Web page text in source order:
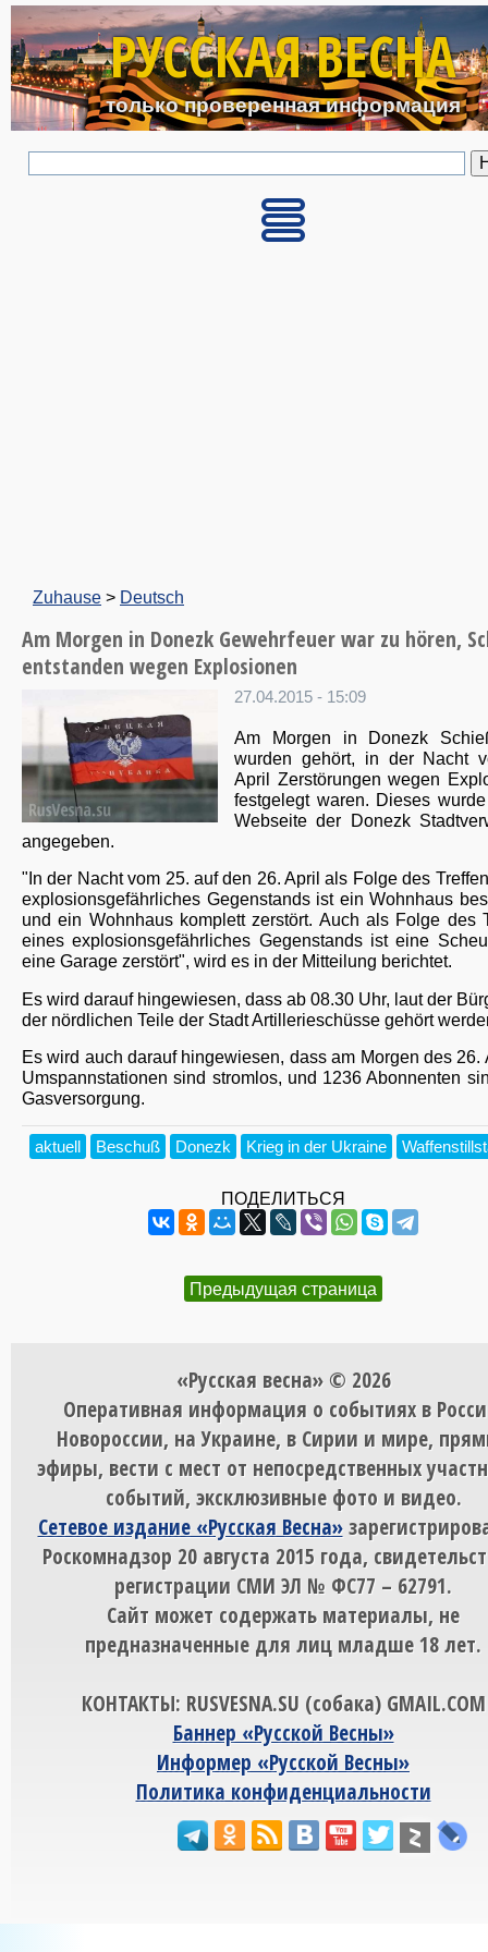
Перейти к основному
РУССКАЯ ВЕСНА
только проверенная информация
Zuhause > Deutsch
Am Morgen in Donezk Gewehrfeuer war zu hören,
entstanden wegen Explosionen
27.04.2015 - 15:09
Am Morgen in Donezk
wurden gehört, in der Nacht
April Zerstörungen wegen
festgelegt waren. Dieses
Webseite der Donezk
angegeben.
"In der Nacht vom 25. auf den 26. April als Folge des
explosionsgefährliches Gegenstands ist ein Wohnhaus
und ein Wohnhaus komplett zerstört. Auch als Folge des
eines explosionsgefährliches Gegenstands ist eine
eine Garage zerstört", wird es in der Mitteilung berichtet.
Es wird darauf hingewiesen, dass ab 08.30 Uhr, laut der
der nördlichen Teile der Stadt Artillerieschüsse gehört
Es wird auch darauf hingewiesen, dass am Morgen des 26.
Umspannstationen sind stromlos, und 1236 Abonnenten
Gasversorgung.
aktuell Beschuß Donezk Krieg in der Ukraine
ПОДЕЛИТЬСЯ
Предыдущая страница
«Русская весна» © 2026
Оперативная информация о событиях в
Новороссии, на Украине, в Сирии и мире,
эфиры, вести с мест от непосредственных
событий, эксклюзивные фото и видео.
Сетевое издание «Русская Весна»
Роскомнадзор 20 августа 2015 года,
регистрации СМИ ЭЛ № ФС77 – 62791.
Сайт может содержать материалы, не
предназначенные для лиц младше 18 лет.
КОНТАКТЫ: RUSVESNA.SU (собака) GMAIL.COM
Баннер «Русской Весны»
Информер «Русской Весны»
Политика конфиденциальности